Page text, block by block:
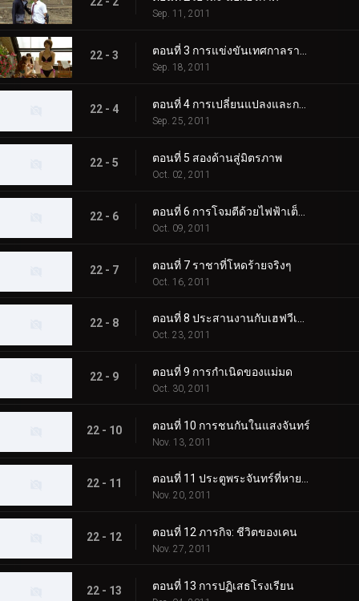
Sep. 11, 2011
22 - 3 ตอนที่ 3 การแข่งขันเทศกาลราชินี
Sep. 18, 2011
22 - 4 ตอนที่ 4 การเปลี่ยนแปลงและการเคลื่อนไหวที่เป็นความลับ
Sep. 25, 2011
22 - 5 ตอนที่ 5 สองด้านสู่มิตรภาพ
Oct. 02, 2011
22 - 6
Oct. 09, 2011
22 - 7 ตอนที่ 7 ราชาที่โหดร้ายจริงๆ
Oct. 16, 2011
22 - 8 ตอนที่ 8 ประสานงานกับเฮฟวีเมทัล
Oct. 23, 2011
22 - 9 ตอนที่ 9 การกำเนิดของแม่มด
Oct. 30, 2011
22 - 10 ตอนที่ 10 การชนกันในแสงจันทร์
Nov. 13, 2011
22 - 11 ตอนที่ 11 ประตูพระจันทร์ที่หายไป
Nov. 20, 2011
22 - 12 ตอนที่ 12 ภารกิจ: ชีวิตของเคน
Nov. 27, 2011
22 - 13 ตอนที่ 13 การปฏิเสธโรงเรียน